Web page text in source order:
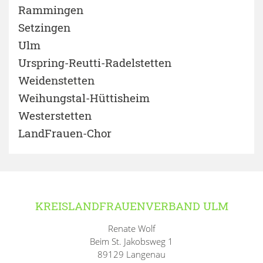
Rammingen
Setzingen
Ulm
Urspring-Reutti-Radelstetten
Weidenstetten
Weihungstal-Hüttisheim
Westerstetten
LandFrauen-Chor
KREISLANDFRAUENVERBAND ULM
Renate Wolf
Beim St. Jakobsweg 1
89129 Langenau